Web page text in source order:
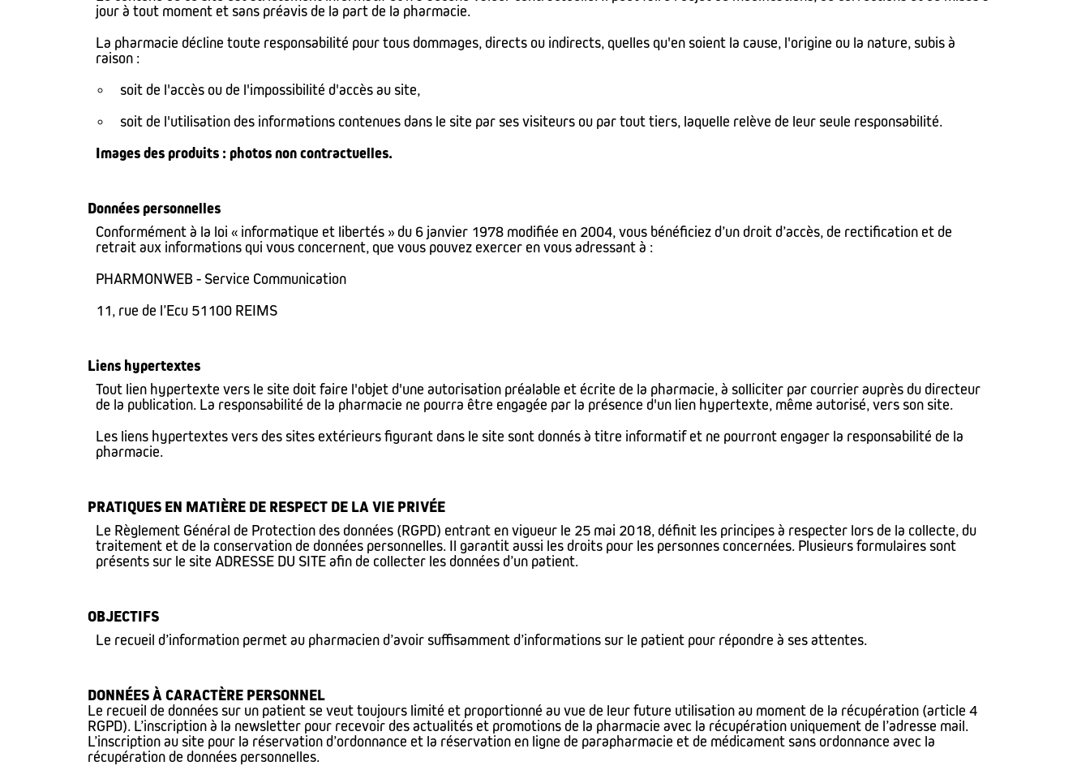
jour à tout moment et sans préavis de la part de la pharmacie.
La pharmacie décline toute responsabilité pour tous dommages, directs ou indirects, quelles qu'en soient la cause, l'origine ou la nature, subis à
raison :
soit de l'accès ou de l'impossibilité d'accès au site,
soit de l'utilisation des informations contenues dans le site par ses visiteurs ou par tout tiers, laquelle relève de leur seule responsabilité.
Images des produits : photos non contractuelles.
Données personnelles
Conformément à la loi « informatique et libertés » du 6 janvier 1978 modifiée en 2004, vous bénéficiez d’un droit d’accès, de rectification et de
retrait aux informations qui vous concernent, que vous pouvez exercer en vous adressant à :
PHARMONWEB - Service Communication
11, rue de l’Ecu 51100 REIMS
Liens hypertextes
Tout lien hypertexte vers le site doit faire l'objet d'une autorisation préalable et écrite de la pharmacie, à solliciter par courrier auprès du directeur
de la publication. La responsabilité de la pharmacie ne pourra être engagée par la présence d'un lien hypertexte, même autorisé, vers son site.
Les liens hypertextes vers des sites extérieurs figurant dans le site sont donnés à titre informatif et ne pourront engager la responsabilité de la
pharmacie.
PRATIQUES EN MATIÈRE DE RESPECT DE LA VIE PRIVÉE
Le Règlement Général de Protection des données (RGPD) entrant en vigueur le 25 mai 2018, définit les principes à respecter lors de la collecte, du
traitement et de la conservation de données personnelles. Il garantit aussi les droits pour les personnes concernées. Plusieurs formulaires sont
présents sur le site ADRESSE DU SITE afin de collecter les données d’un patient.
OBJECTIFS
Le recueil d’information permet au pharmacien d’avoir suffisamment d’informations sur le patient pour répondre à ses attentes.
DONNÉES À CARACTÈRE PERSONNEL
Le recueil de données sur un patient se veut toujours limité et proportionné au vue de leur future utilisation au moment de la récupération (article 4
RGPD). L’inscription à la newsletter pour recevoir des actualités et promotions de la pharmacie avec la récupération uniquement de l’adresse mail.
L’inscription au site pour la réservation d’ordonnance et la réservation en ligne de parapharmacie et de médicament sans ordonnance avec la
récupération de données personnelles.